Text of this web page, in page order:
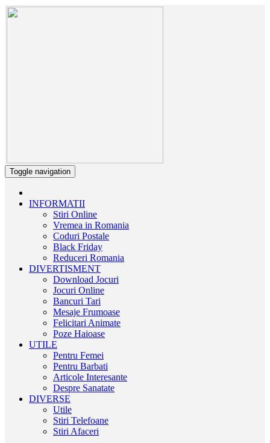
Toggle navigation
INFORMATII
Stiri Online
Vremea in Romania
Coduri Postale
Black Friday
Reduceri Romania
DIVERTISMENT
Download Jocuri
Jocuri Online
Bancuri Tari
Mesaje Frumoase
Felicitari Animate
Poze Haioase
UTILE
Pentru Femei
Pentru Barbati
Articole Interesante
Despre Sanatate
DIVERSE
Utile
Stiri Telefoane
Stiri Afaceri